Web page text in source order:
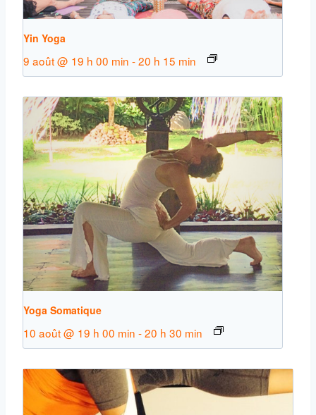
Yin Yoga
9 août @ 19 h 00 min -20 h 15 min
Yoga Somatique
10 août @ 19 h 00 min -20 h 30 min